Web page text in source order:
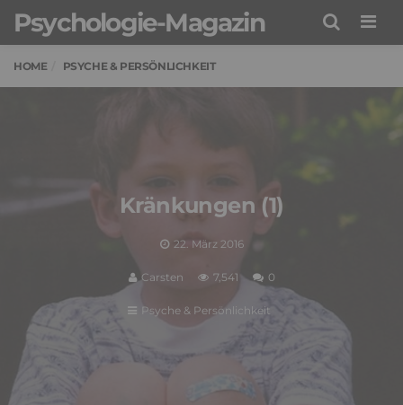
Psychologie-Magazin
HOME PSYCHE & PERSÖNLICHKEIT
Kränkungen (1)
22. März 2016
Carsten 7,541 0
Psyche & Persönlichkeit